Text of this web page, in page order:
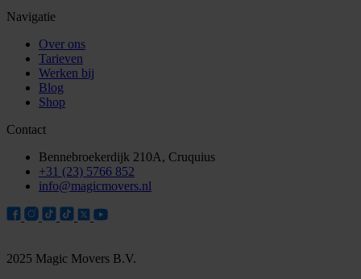
Navigatie
Over ons
Tarieven
Werken bij
Blog
Shop
Contact
Bennebroekerdijk 210A, Cruquius
+31 (23) 5766 852
info@magicmovers.nl
2025 Magic Movers B.V.